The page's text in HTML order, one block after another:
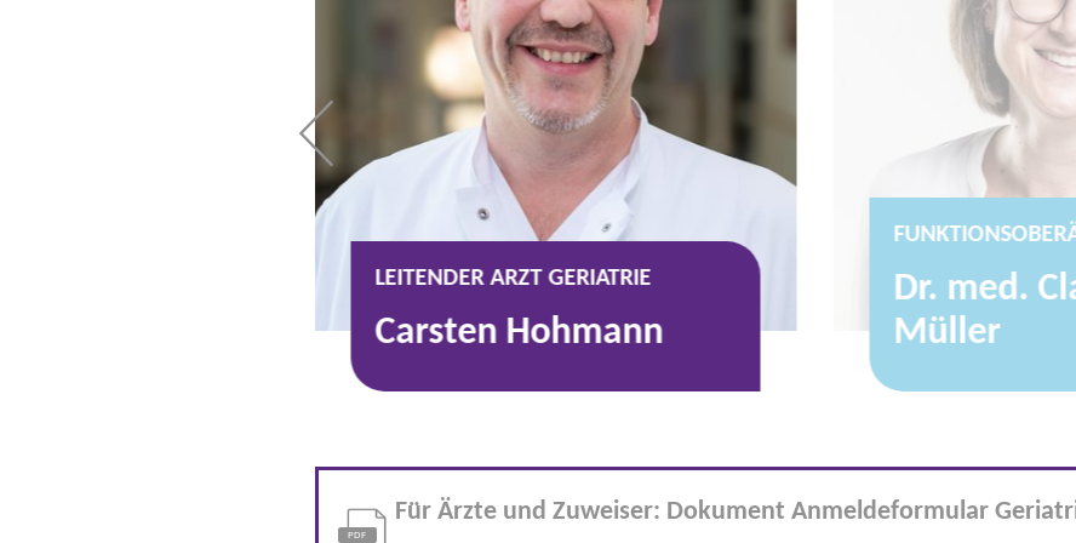
LEITENDER ARZT GERIATRIE
Carsten Hohmann
Dr. med.
Müller
Für Ärzte und Zuweiser: Dokument Anmeldeformular